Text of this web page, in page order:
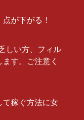
が下がる！
しい方、フィル
す。ご注意く
て稼ぐ方法に女